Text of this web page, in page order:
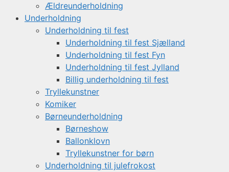
Ældreunderholdning
Underholdning
Underholdning til fest
Underholdning til fest Sjælland
Underholdning til fest Fyn
Underholdning til fest Jylland
Billig underholdning til fest
Tryllekunstner
Komiker
Børneunderholdning
Børneshow
Ballonklovn
Tryllekunstner for børn
Underholdning til julefrokost